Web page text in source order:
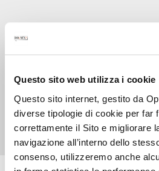
Questo sito web utilizza i cookie
Questo sito internet, gestito da
diverse tipologie di cookie per far
correttamente il Sito e migliorare
navigazione all’interno dello
consenso, utilizzeremo anche
SYRUP CARAMEL FLAVOUR
gustoso sciroppo senza
deciso e intenso sapore del
soluzione perfetta per
piacere ogni tua creazione.